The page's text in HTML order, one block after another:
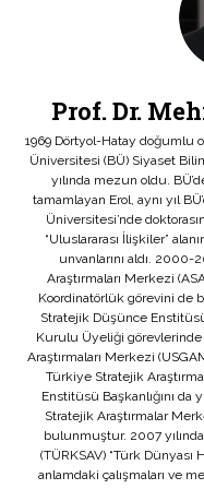
Prof. Dr.
1969 Dörtyol-Hatay doğumlu
Üniversitesi (BÜ) Siyaset
yılında mezun oldu.
tamamlayan Erol, aynı yıl
Üniversitesi’nde
“Uluslararası İlişkiler”
unvanlarını aldı. 2000-
Araştırmaları Merkezi
Koordinatörlük görevini de
Stratejik Düşünce
Kurulu Üyeliği
Araştırmaları Merkezi
Türkiye Stratejik
Enstitüsü Başkanlığını
Stratejik Araştırmalar
bulunmuştur. 2007 yılında
(TÜRKSAV) “Türk
anlamdaki çalışmaları ve